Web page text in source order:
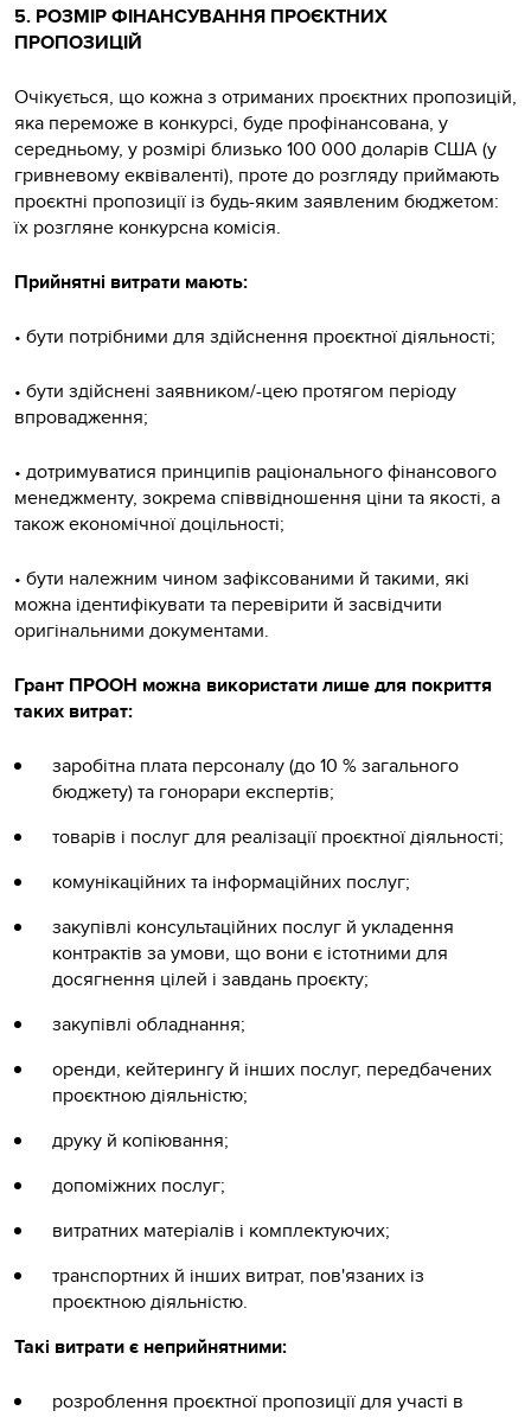
5. РОЗМІР ФІНАНСУВАННЯ ПРОЄКТНИХ
ПРОПОЗИЦІЙ
Очікується, що кожна з отриманих проєктних пропозицій,
яка переможе в конкурсі, буде профінансована, у
середньому, у розмірі близько 100 000 доларів США (у
гривневому еквіваленті), проте до розгляду приймають
проєктні пропозиції із будь-яким заявленим бюджетом:
їх розгляне конкурсна комісія.
Прийнятні витрати мають:
• бути потрібними для здійснення проєктної діяльності;
• бути здійснені заявником/-цею протягом періоду
впровадження;
• дотримуватися принципів раціонального фінансового
менеджменту, зокрема співвідношення ціни та якості, а
також економічної доцільності;
• бути належним чином зафіксованими й такими, які
можна ідентифікувати та перевірити й засвідчити
оригінальними документами.
Грант ПРООН можна використати лише для покриття
таких витрат:
заробітна плата персоналу (до 10 % загального
бюджету) та гонорари експертів;
товарів і послуг для реалізації проєктної діяльності;
комунікаційних та інформаційних послуг;
закупівлі консультаційних послуг й укладення
контрактів за умови, що вони є істотними для
досягнення цілей і завдань проєкту;
закупівлі обладнання;
оренди, кейтерингу й інших послуг, передбачених
проєктною діяльністю;
друку й копіювання;
допоміжних послуг;
витратних матеріалів і комплектуючих;
транспортних й інших витрат, пов'язаних із
проєктною діяльністю.
Такі витрати є неприйнятними:
розроблення проєктної пропозиції для участі в